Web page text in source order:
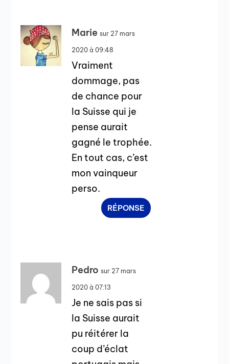
Marie sur 27 mars
2020 à 09:48
Vraiment
dommage, pas
de chance pour
la Suisse qui je
pense aurait
gagné le trophée.
En tout cas, c’est
mon vainqueur
perso.
RÉPONSE
Pedro sur 27 mars
2020 à 07:13
Je ne sais pas si
la Suisse aurait
pu réitérer la
coup d’éclat